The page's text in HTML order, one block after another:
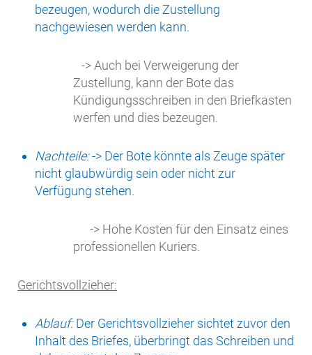
bezeugen, wodurch die Zustellung
nachgewiesen werden kann.
-> Auch bei Verweigerung der
Zustellung, kann der Bote das
Kündigungsschreiben in den Briefkasten
werfen und dies bezeugen.
Nachteile:-> Der Bote könnte als Zeuge später
nicht glaubwürdig sein oder nicht zur
Verfügung stehen.
-> Hohe Kosten für den Einsatz eines
professionellen Kuriers.
Gerichtsvollzieher:
Ablauf:Der Gerichtsvollzieher sichtet zuvor den
Inhalt des Briefes, überbringt das Schreiben und